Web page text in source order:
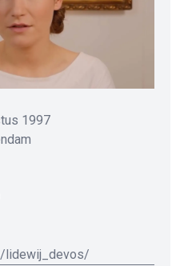
1997
lidewij_devos/